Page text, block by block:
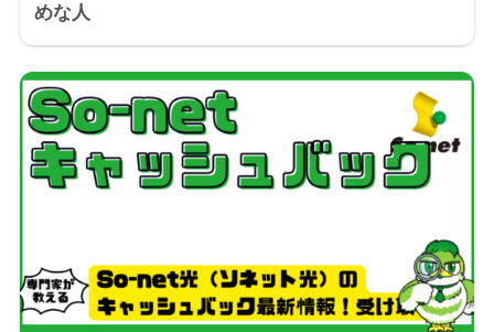
めな人